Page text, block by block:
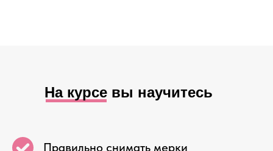
На курсе вы научитесь
Правильно снимать мерки